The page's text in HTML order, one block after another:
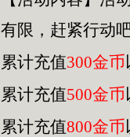
有限，赶紧行动
累计充值300金币
累计充值500金币
累计充值800金币